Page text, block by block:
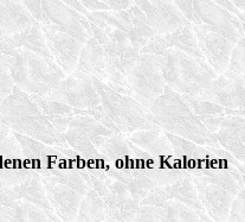
Farben, ohne Kalorien